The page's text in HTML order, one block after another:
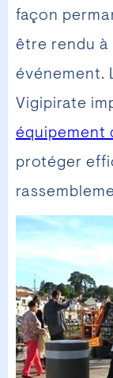
façon
être rendu
événement.
Vigipirate
équipement
protéger